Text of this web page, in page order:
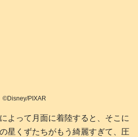
©Disney/PIXAR
よって月面に着陸すると、そこに
星くずたちがもう綺麗すぎて、圧